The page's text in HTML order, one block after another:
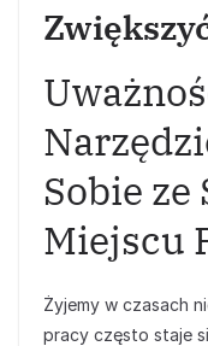
Sobie
Miejscu
Żyjemy w czasach
pracy często staje